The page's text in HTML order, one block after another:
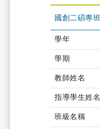
國創二碩專
學年
學期
教師姓名
指導學生姓名
班級名稱